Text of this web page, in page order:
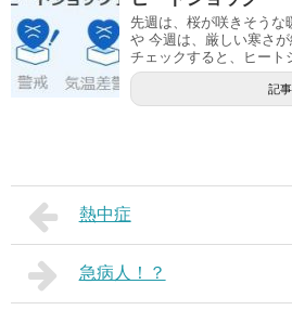
先週は、桜が咲きそうな
や 今週は、厳しい寒さ
チェックすると、ヒート
記
熱中症
急病人！？